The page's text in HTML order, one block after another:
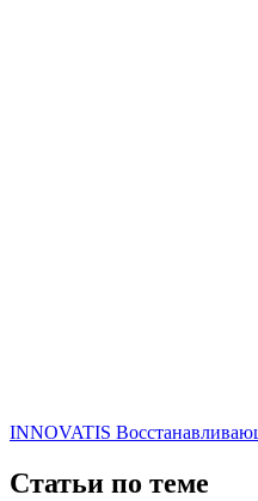
INNOVATIS
Статьи по теме